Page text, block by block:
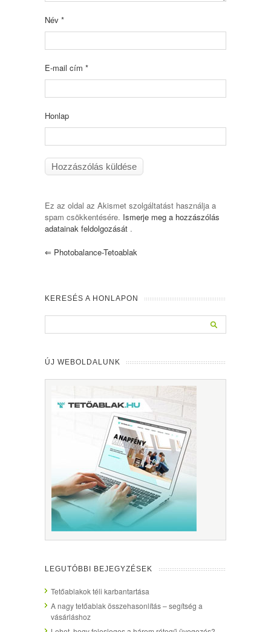
Név *
E-mail cím *
Honlap
Ez az oldal az Akismet szolgáltatást használja a
spam csökkentésére. Ismerje meg a hozzászólás
adatainak feldolgozását .
⇐ Photobalance-Tetoablak
KERESÉS A HONLAPON
ÚJ WEBOLDALUNK
LEGUTÓBBI BEJEGYZÉSEK
Tetőablakok téli karbantartása
A nagy tetőablak összehasonlítás – segítség a
vásárláshoz